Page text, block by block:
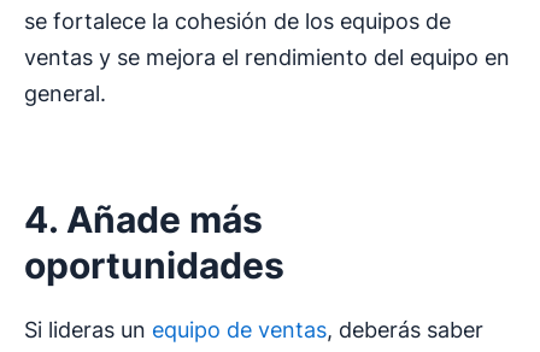
se fortalece la cohesión de los equipos de
ventas y se mejora el rendimiento del equipo en
general.
4. Añade más
oportunidades
Si lideras un equipo de ventas, deberás saber